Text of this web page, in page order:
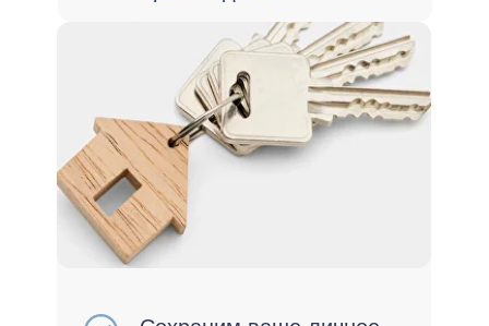
Снимете ограничения на
выезд за границу